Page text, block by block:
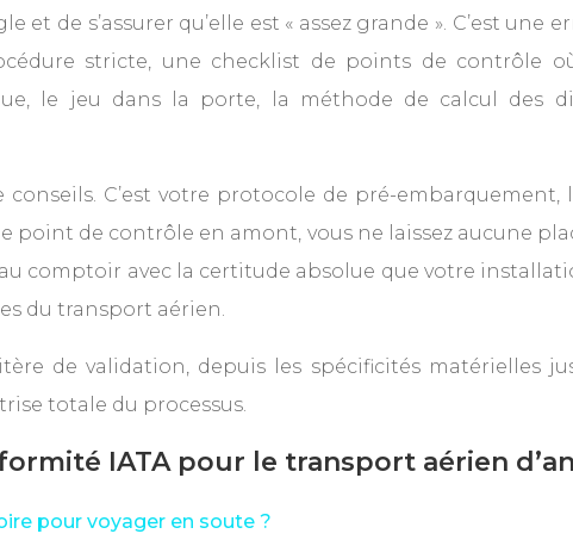
et de s’assurer qu’elle est « assez grande ». C’est
stricte, une checklist de points de contrôle
le jeu dans la porte, la méthode de calcul des
C’est votre protocole de pré-
point de contrôle en amont, vous ne laissez aucune
au comptoir avec la certitude absolue que votre
du transport aérien.
de validation, depuis les spécificités matérielles
totale du processus.
IATA pour le transport aérien
pour voyager en soute ?